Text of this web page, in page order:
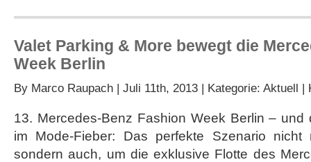
Valet Parking & More bewegt die
Week Berlin
By Marco Raupach | Juli 11th, 2013 | Kategorie: Aktuell |
13. Mercedes-Benz Fashion Week Berlin – und
im Mode-Fieber: Das perfekte Szenario nicht
sondern auch, um die exklusive Flotte des